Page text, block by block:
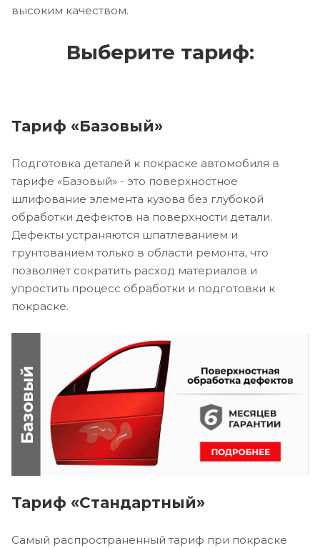
высоким качеством.
Выберите тариф:
Тариф «Базовый»
Подготовка деталей к покраске автомобиля в
тарифе «Базовый» - это поверхностное
шлифование элемента кузова без глубокой
обработки дефектов на поверхности детали.
Дефекты устраняются шпатлеванием и
грунтованием только в области ремонта, что
позволяет сократить расход материалов и
упростить процесс обработки и подготовки к
покраске.
Тариф «Стандартный»
Самый распространенный тариф при покраске